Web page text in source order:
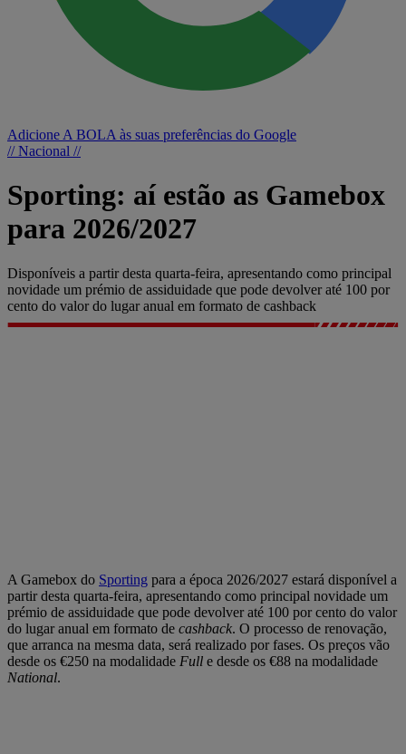
Adicione A BOLA às suas preferências do Google
// Nacional //
Sporting: aí estão as Gamebox
para 2026/2027
Disponíveis a partir desta quarta-feira, apresentando como principal
novidade um prémio de assiduidade que pode devolver até 100 por
cento do valor do lugar anual em formato de cashback
A Gamebox do Sporting para a época 2026/2027 estará disponível a
partir desta quarta-feira, apresentando como principal novidade um
prémio de assiduidade que pode devolver até 100 por cento do valor
do lugar anual em formato de cashback. O processo de renovação,
que arranca na mesma data, será realizado por fases. Os preços vão
desde os €250 na modalidade Full e desde os €88 na modalidade
National.